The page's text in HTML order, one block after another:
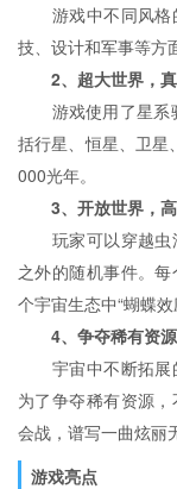
游戏中不同风格
技、设计和军事等方
2、超大世界，真
游戏使用了星系
括行星、恒星、卫星
000光年。
3、开放世界，高
玩家可以穿越虫
之外的随机事件。
个宇宙生态中“蝴蝶效
4、争夺稀有资源
宇宙中不断拓展的
为了争夺稀有资源
会战，谱写一曲炫丽
游戏亮点